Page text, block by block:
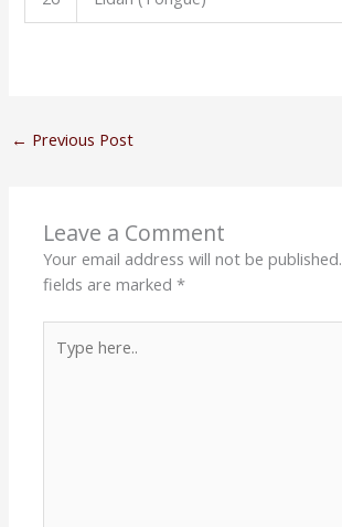
← Previous Post
Leave a Comment
Your email address will not be published.
fields are marked*
here..